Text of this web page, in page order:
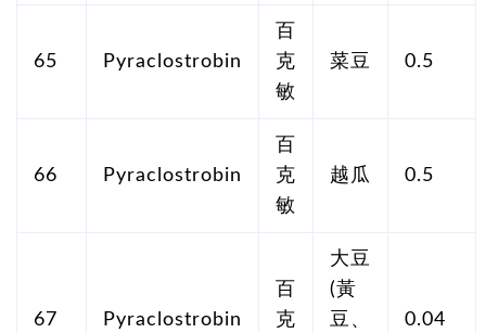
65 Pyraclostrobin
百
克
敏
菜豆 0.5
66 Pyraclostrobin
百
克
敏
越瓜 0.5
67 Pyraclostrobin
百
克
大豆
(黃
豆、
0.04